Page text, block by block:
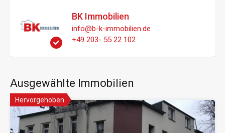
BK Immobilien
info@b-k-immobilien.de
+49 203- 55 22 102
Ausgewählte Immobilien
Hervorgehoben